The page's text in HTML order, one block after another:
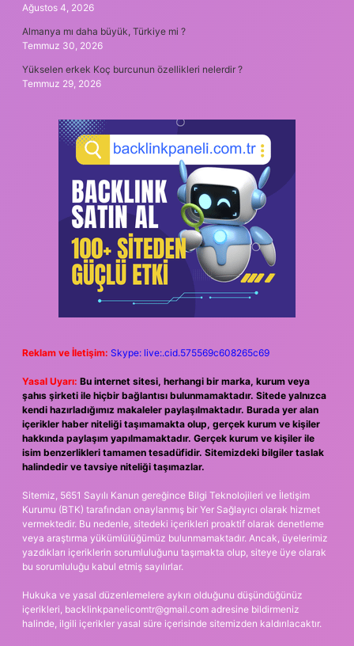
Ağustos 4, 2026
Almanya mı daha büyük, Türkiye mi ?
Temmuz 30, 2026
Yükselen erkek Koç burcunun özellikleri nelerdir ?
Temmuz 29, 2026
Reklam ve İletişim: Skype: live:.cid.575569c608265c69
Yasal Uyarı: Bu internet sitesi, herhangi bir marka, kurum veya
şahıs şirketi ile hiçbir bağlantısı bulunmamaktadır. Sitede yalnızca
kendi hazırladığımız makaleler paylaşılmaktadır. Burada yer alan
içerikler haber niteliği taşımamakta olup, gerçek kurum ve kişiler
hakkında paylaşım yapılmamaktadır. Gerçek kurum ve kişiler ile
isim benzerlikleri tamamen tesadüfidir. Sitemizdeki bilgiler taslak
halindedir ve tavsiye niteliği taşımazlar.
Sitemiz, 5651 Sayılı Kanun gereğince Bilgi Teknolojileri ve İletişim
Kurumu (BTK) tarafından onaylanmış bir Yer Sağlayıcı olarak hizmet
vermektedir. Bu nedenle, sitedeki içerikleri proaktif olarak denetleme
veya araştırma yükümlülüğümüz bulunmamaktadır. Ancak, üyelerimiz
yazdıkları içeriklerin sorumluluğunu taşımakta olup, siteye üye olarak
bu sorumluluğu kabul etmiş sayılırlar.
Hukuka ve yasal düzenlemelere aykırı olduğunu düşündüğünüz
içerikleri, backlinkpanelicomtr@gmail.com adresine bildirmeniz
halinde, ilgili içerikler yasal süre içerisinde sitemizden kaldırılacaktır.